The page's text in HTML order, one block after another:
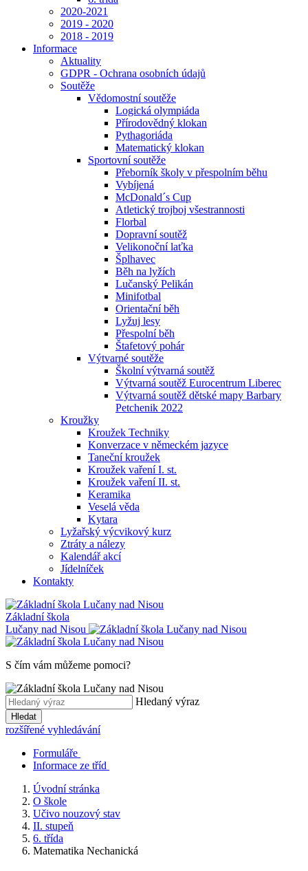
2020-2021
2019 - 2020
2018 - 2019
Informace
Aktuality
GDPR - Ochrana osobních údajů
Soutěže
Vědomostní soutěže
Logická olympiáda
Přírodovědný klokan
Pythagoriáda
Matematický klokan
Sportovní soutěže
Přeborník školy v přespolním běhu
Vybíjená
McDonald´s Cup
Atletický trojboj všestrannosti
Florbal
Dopravní soutěž
Velikonoční laťka
Šplhavec
Běh na lyžích
Lučanský Pelikán
Minifotbal
Orientační běh
Lyžuj lesy
Přespolní běh
Štafetový pohár
Výtvarné soutěže
Školní výtvarná soutěž
Výtvarná soutěž Eurocentrum Liberec
Výtvarná soutěž dětské mapy Barbary
Petchenik 2022
Kroužky
Kroužek Techniky
Konverzace v německém jazyce
Taneční kroužek
Kroužek vaření I. st.
Kroužek vaření II. st.
Keramika
Veselá věda
Kytara
Lyžařský výcvikový kurz
Ztráty a nálezy
Kalendář akcí
Jídelníček
Kontakty
Základní škola
Lučany nad Nisou
S čím vám můžeme pomoci?
Hledaný výraz
Hledat
rozšířené vyhledávání
Formuláře
Informace ze tříd
Úvodní stránka
O škole
Učivo nouzový stav
II. stupeň
6. třída
Matematika Nechanická